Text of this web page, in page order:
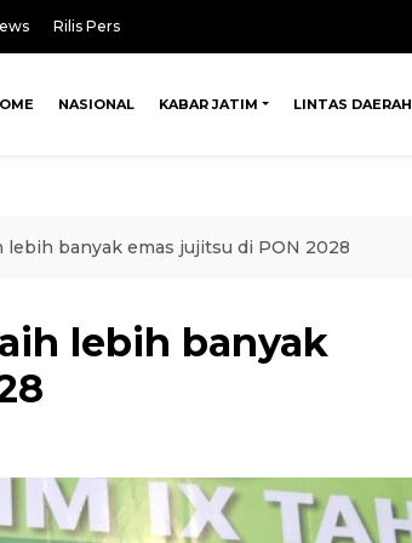
Rilis Pers
NASIONAL KABAR JATIM LINTAS DAERAH
banyak emas jujitsu di PON 2028
lebih banyak